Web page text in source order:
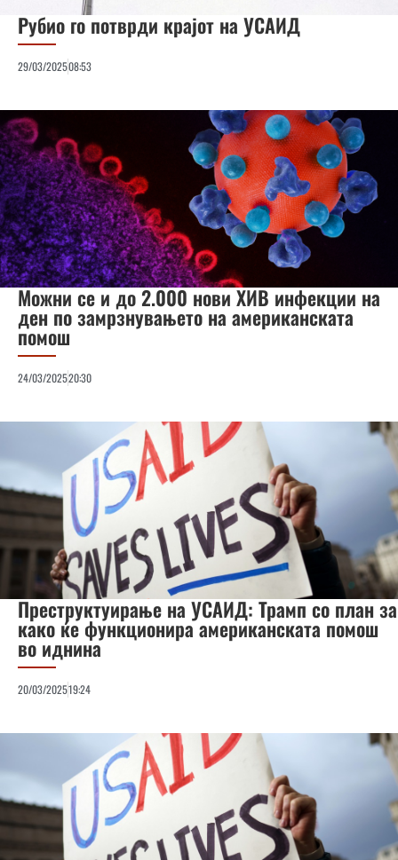
Рубио го потврди крајот на УСАИД
29/03/202508:53
Можни се и до 2.000 нови ХИВ инфекции на
ден по замрзнувањето на американската
помош
24/03/202520:30
Преструктуирање на УСАИД: Трамп со план за
како ќе функционира американската помош
во иднина
20/03/202519:24